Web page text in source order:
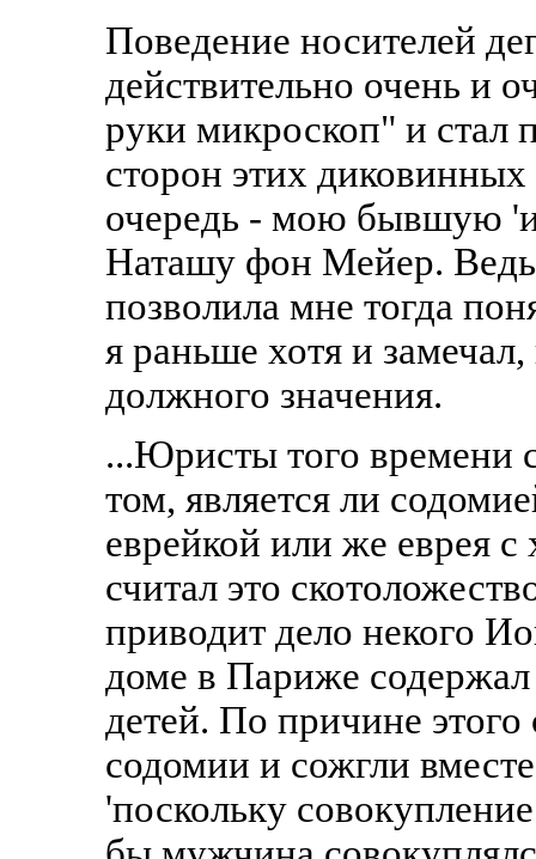
Поведение носителей
действительно очень и
руки микроскоп" и стал
сторон этих
очередь - мою бывшую
Наташу фон Мейер.
позволила мне тогда
я раньше хотя и
должного значения.
...Юристы того времени
том, является ли
еврейкой или же еврея
считал это
приводит дело некого
доме в Париже содержал
детей. По причине этого
содомии и сожгли
'поскольку